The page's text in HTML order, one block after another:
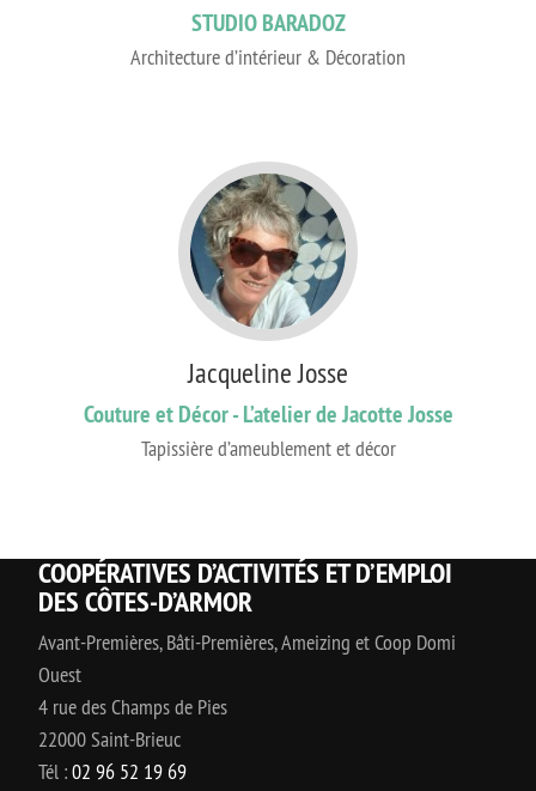
STUDIO BARADOZ
Architecture d’intérieur & Décoration
Jacqueline Josse
Couture et Décor - L’atelier de Jacotte Josse
Tapissière d’ameublement et décor
COOPÉRATIVES D’ACTIVITÉS ET D’EMPLOI
DES CÔTES-D’ARMOR
Avant-Premières, Bâti-Premières, Ameizing et Coop Domi
Ouest
4 rue des Champs de Pies
22000 Saint-Brieuc
Tél :02 96 52 19 69